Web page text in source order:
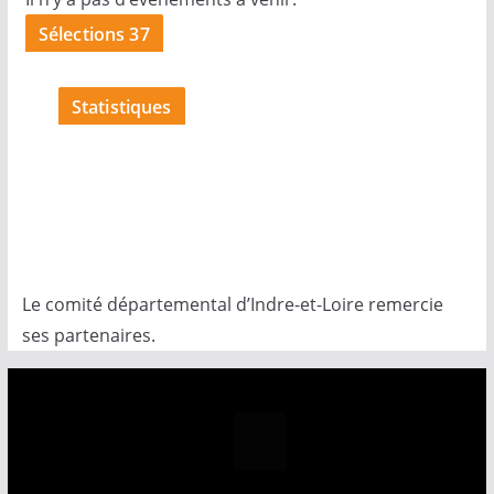
Sélections 37
Statistiques
Le comité départemental d’Indre-et-Loire remercie
ses partenaires.